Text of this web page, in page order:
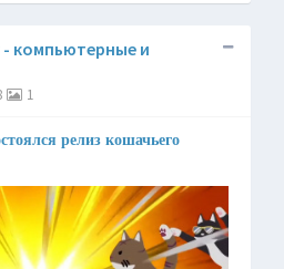
компьютерные и
1
релиз кошачьего